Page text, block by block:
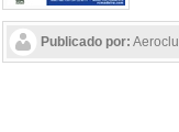
Publicado por: